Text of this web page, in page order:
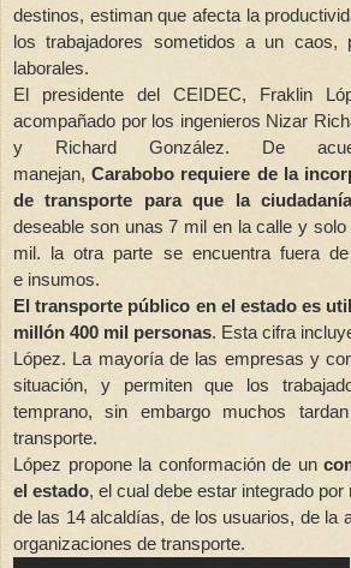
destinos, estiman que afecta la
los trabajadores sometidos a un
laborales.
El presidente del CEIDEC, Fraklin
acompañado por los ingenieros Nizar
y Richard González. De
manejan,Carabobo requiere de la
de transporte para que la
deseable son unas 7 mil en la calle y
mil. la otra parte se encuentra fuera
e insumos.
El transporte público en el estado es
millón 400 mil personas. Esta cifra
López. La mayoría de las empresas y
situación, y permiten que los
temprano, sin embargo muchos
transporte.
López propone la conformación de un
el estado, el cual debe estar integrado
de las 14 alcaldías, de los usuarios, de la
organizaciones de transporte.